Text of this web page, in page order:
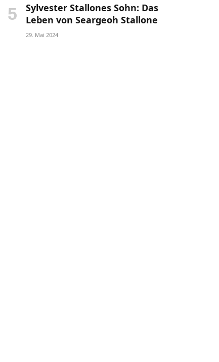
Sylvester Stallones Sohn: Das
Leben von Seargeoh Stallone
29. Mai 2024